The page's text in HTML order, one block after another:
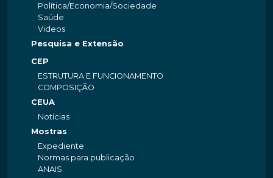
Política/Economia/Sociedade
Saúde
Videos
Pesquisa e Extensão
CEP
ESTRUTURA E FUNCIONAMENTO
COMPOSIÇÃO
CEUA
Notícias
Mostras
Expediente
Normas para publicação
ANAIS